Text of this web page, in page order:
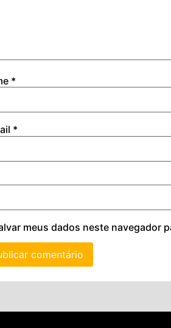
*
*
meus dados neste navegador